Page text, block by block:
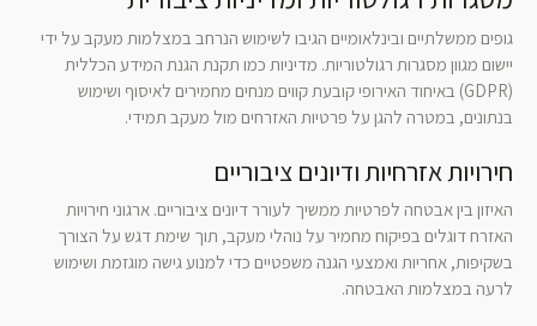
גופים ממשלתיים ובינלאומיים הגיבו לשימוש הנרחב במצלמות מעקב על ידי
יישום מגוון מסגרות רגולטוריות. מדיניות כמו תקנת הגנת המידע הכללית
(GDPR) באיחוד האירופי קובעת קווים מנחים מחמירים לאיסוף ושימוש
בנתונים, במטרה להגן על פרטיות האזרחים מול מעקב תמידי.
חירויות אזרחיות ודיונים ציבוריים
האיזון בין אבטחה לפרטיות ממשיך לעורר דיונים ציבוריים. ארגוני חירויות
האזרח דוגלים בפיקוח מחמיר על נוהלי מעקב, תוך שימת דגש על הצורך
בשקיפות, אחריות ואמצעי הגנה משפטיים כדי למנוע גישה מוגזמת ושימוש
לרעה במצלמות האבטחה.